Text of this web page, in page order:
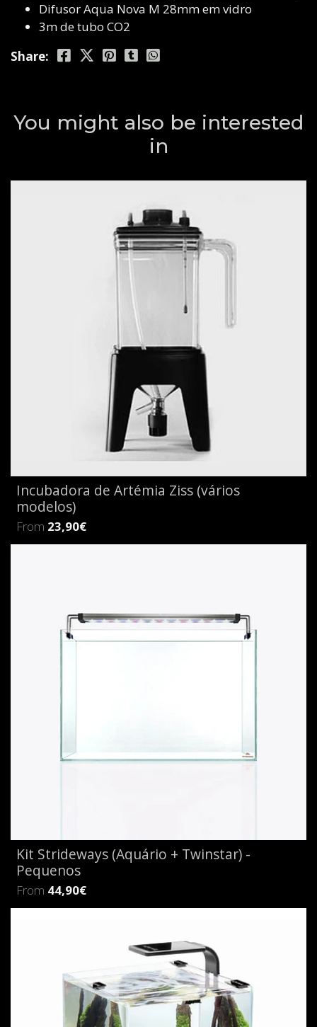
Difusor Aqua Nova M 28mm em vidro
3m de tubo CO2
Share:
You might also be interested
in
Incubadora de Artémia Ziss (vários
modelos)
From 23,90€
Kit Strideways (Aquário + Twinstar) -
Pequenos
From 44,90€